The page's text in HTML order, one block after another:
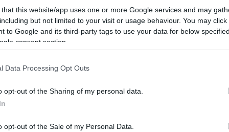
that this website/app uses one or more Google services and may
but not limited to your visit or usage behaviour. You may
to Google and its third-party tags to use your data for below
consent section.
Data Processing Opt Outs
opt-out of the Sharing of my personal data.
opt-out of the Sale of my Personal Data.
a magyar emberek biztonságát
Ukrajna területi integritása mellett, de a
hogy Magyarország kimaradjon a
azt az ellenzéki álláspontot,
küldjön Ukrajna területére. Nem
amelyek hazánk gázellátását és a